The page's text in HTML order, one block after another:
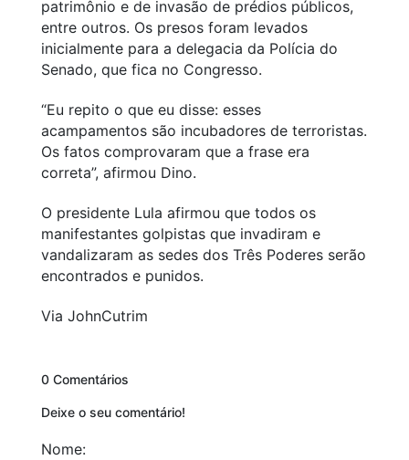
patrimônio e de invasão de prédios públicos,
entre outros. Os presos foram levados
inicialmente para a delegacia da Polícia do
Senado, que fica no Congresso.
“Eu repito o que eu disse: esses
acampamentos são incubadores de terroristas.
Os fatos comprovaram que a frase era
correta”, afirmou Dino.
O presidente Lula afirmou que todos os
manifestantes golpistas que invadiram e
vandalizaram as sedes dos Três Poderes serão
encontrados e punidos.
Via JohnCutrim
0 Comentários
Deixe o seu comentário!
Nome: